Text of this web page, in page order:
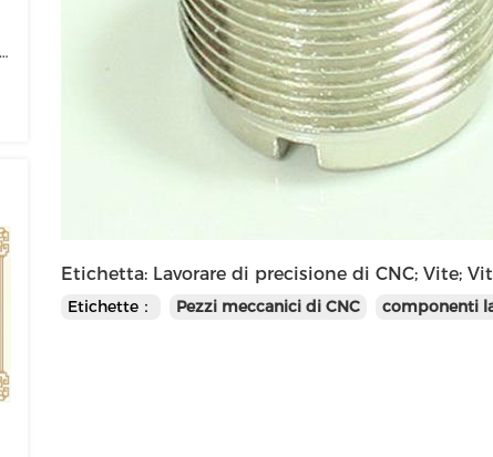
Etichetta: Lavorare di precisione di CNC; Vite;
Etichette： Pezzi meccanici di CNC componenti